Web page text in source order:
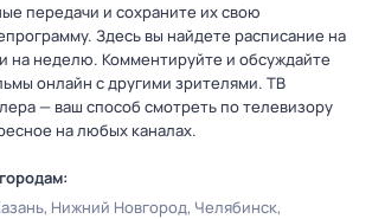
передачи и сохраните их свою
Здесь вы найдете расписание на
на неделю. Комментируйте и обсуждайте
онлайн с другими зрителями. ТВ
— ваш способ смотреть по телевизору
на любых каналах.
Нижний Новгород Челябинск